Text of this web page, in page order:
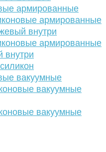
армированные
армированные
внутри
армированные
внутри
вакуумные
вакуумные
вакуумные